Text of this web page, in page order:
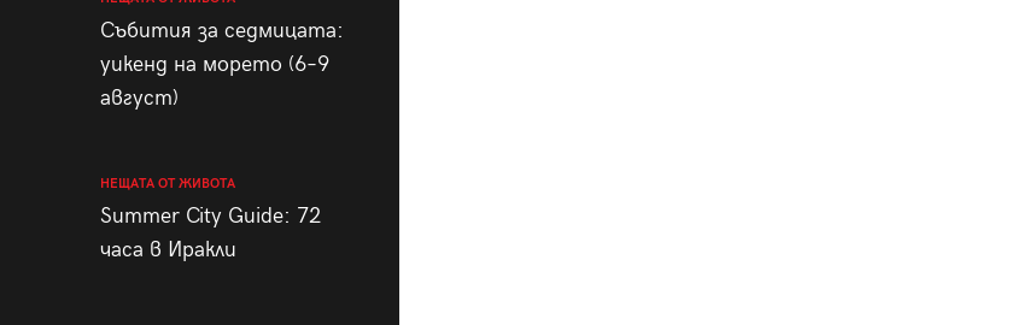
Събития за седмицата:
уикенд на морето (6–9
август)
НЕЩАТА ОТ ЖИВОТА
Summer City Guide: 72
часа в Иракли
28